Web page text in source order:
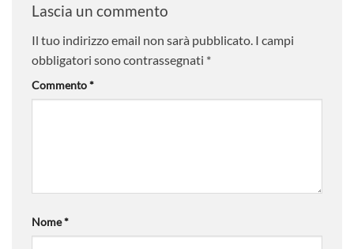
Lascia un commento
Il tuo indirizzo email non sarà pubblicato. I campi
obbligatori sono contrassegnati *
Commento*
Nome*